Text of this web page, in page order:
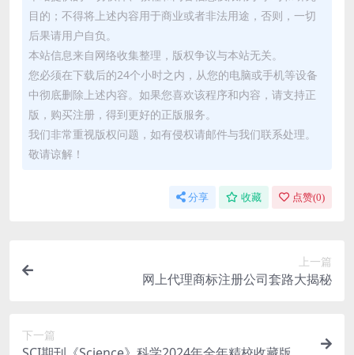
目的；不得将上述内容用于商业或者非法用途，否则，一切
后果请用户自负。
本站信息来自网络收集整理，版权争议与本站无关。
您必须在下载后的24个小时之内，从您的电脑或手机等设备
中彻底删除上述内容。如果您喜欢该程序和内容，请支持正
版，购买注册，得到更好的正版服务。
我们非常重视版权问题，如有侵权请邮件与我们联系处理。
敬请谅解！
分享 收藏 点赞(0)
上一篇
网上代理商标注册公司套路大揭秘
下一篇